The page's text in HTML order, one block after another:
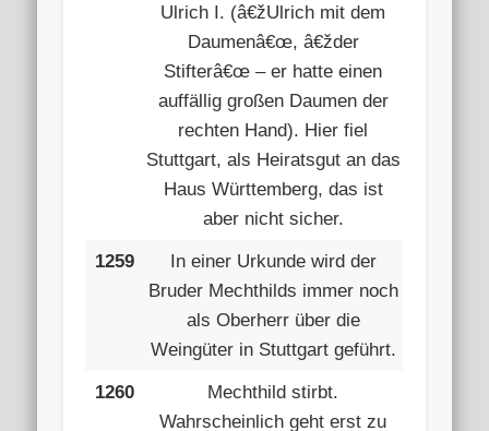
Ulrich I. (â€žUlrich mit dem
Daumenâ€œ, â€žder
Stifterâ€œ – er hatte einen
auffällig großen Daumen der
rechten Hand). Hier fiel
Stuttgart, als Heiratsgut an das
Haus Württemberg, das ist
aber nicht sicher.
1259
In einer Urkunde wird der
Bruder Mechthilds immer noch
als Oberherr über die
Weingüter in Stuttgart geführt.
1260
Mechthild stirbt.
Wahrscheinlich geht erst zu